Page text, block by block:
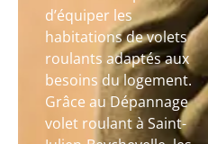
d’équiper les
habitations de volets
roulants adaptés aux
besoins du logement.
Grâce au Dépannage
volet roulant à Saint-